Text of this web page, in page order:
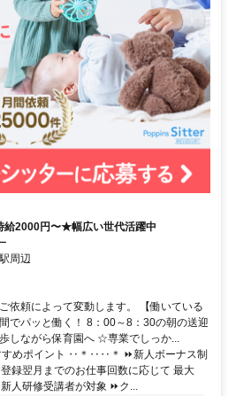
給2000円〜★幅広い世代活躍中
周辺
依頼によって変動します。 【働いている
でパッと働く！ 8：00～8：30の朝の送迎
しながら保育園へ ☆専業でしっか...
めポイント ‥＊‥‥＊ ⏩新人ボーナス制
録翌月までのお仕事回数に応じて 最大
人研修受講者が対象 ⏩ク...